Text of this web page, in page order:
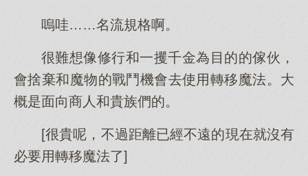
嗚哇……名流規格啊。
很難想像修行和一攫千金為目的的傢伙，
會捨棄和魔物的戰鬥機會去使用轉移魔法。大
概是面向商人和貴族們的。
[很貴呢，不過距離已經不遠的現在就沒有
必要用轉移魔法了]